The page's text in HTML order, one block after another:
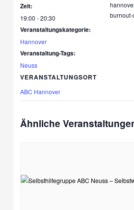
Zeit:
19:00 - 20:30
Veranstaltungskategorie:
Hannover
Veranstaltung-Tags:
Neuss
VERANSTALTUNGSORT
ABC Hannover
burnout-
Ähnliche